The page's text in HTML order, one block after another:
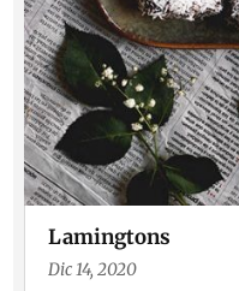
Lamingtons
Dic 14, 2020